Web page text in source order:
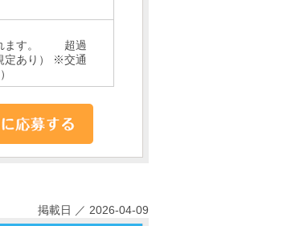
れます。 超過
定あり） ※交通
掲載日 ／ 2026-04-09